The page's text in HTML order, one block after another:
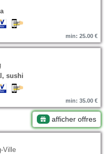
min: 25.00 €
sushi
min: 35.00 €
afficher offres
Ville